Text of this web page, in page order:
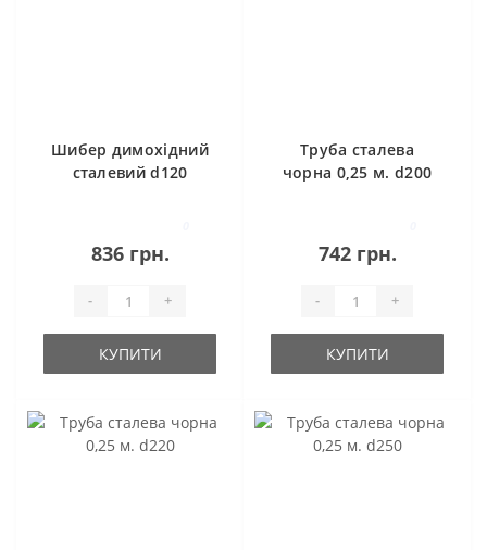
Шибер димохідний
сталевий d120
836 грн.
- +
КУПИТИ
Труба сталева
чорна 0,25 м. d200
742 грн.
- +
КУПИТИ